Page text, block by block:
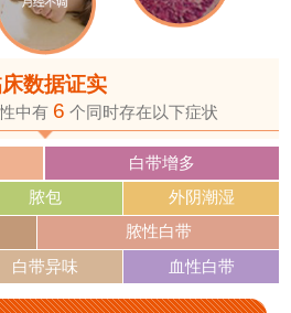
数据证实
中有 6 个同时存在以下症状
白带增多
脓包
外阴潮湿
脓性白带
白带异味 血性白带